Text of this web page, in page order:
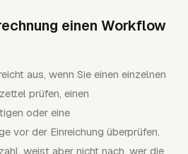
einen Workflow
aus, wenn Sie einen einzelnen
prüfen, einen
oder eine
vor der Einreichung überprüfen.
weist aber nicht nach, wer die